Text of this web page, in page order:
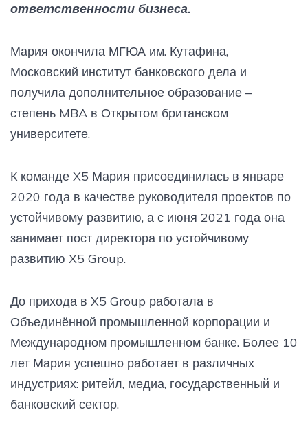
ответственности бизнеса.
Мария окончила МГЮА им. Кутафина,
Московский институт банковского дела и
получила дополнительное образование –
степень MBA в Открытом британском
университете.
К команде X5 Мария присоединилась в январе
2020 года в качестве руководителя проектов по
устойчивому развитию, а с июня 2021 года она
занимает пост директора по устойчивому
развитию X5 Group.
До прихода в X5 Group работала в
Объединённой промышленной корпорации и
Международном промышленном банке. Более 10
лет Мария успешно работает в различных
индустриях: ритейл, медиа, государственный и
банковский сектор.